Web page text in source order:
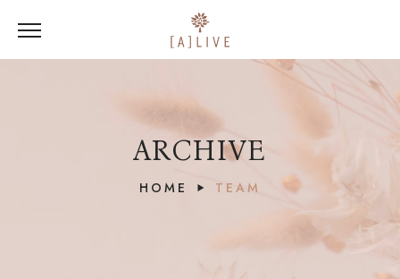
ARCHIVE
HOME TEAM